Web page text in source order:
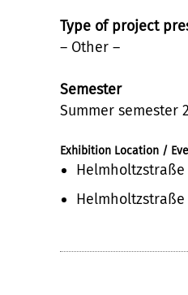
Type of project
– Other –
Semester
Summer semester
Exhibition Location /